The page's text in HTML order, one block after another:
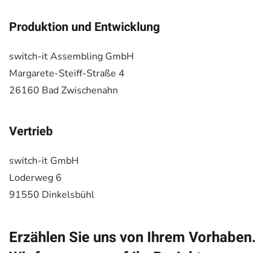
Produktion und Entwicklung
switch-it Assembling GmbH
Margarete-Steiff-Straße 4
26160 Bad Zwischenahn
Vertrieb
switch-it GmbH
Loderweg 6
91550 Dinkelsbühl
Erzählen Sie uns von Ihrem Vorhaben.